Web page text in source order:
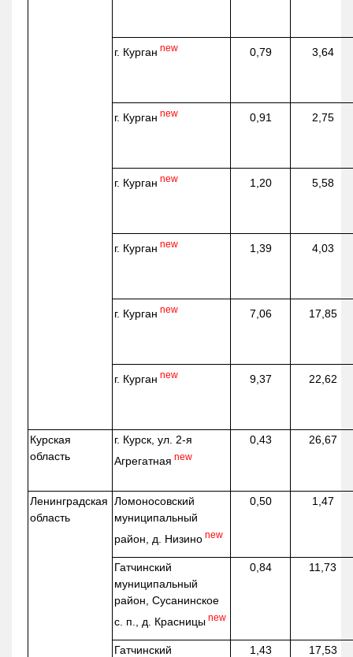
г. Курган new 0,79 3,64
г. Курган new 0,91 2,75
г. Курган new 1,20 5,58
г. Курган new 1,39 4,03
г. Курган new 7,06 17,85
г. Курган new 9,37 22,62
Курская
область
г. Курск, ул. 2-я
Агрегатная new
0,43 26,67
Ленинградская
область
Ломоносовский
муниципальный
район, д. Низино new
0,50 1,47
Гатчинский
муниципальный
район, Сусанинское
с. п., д. Красницы new
0,84 11,73
Гатчинский
1,43 17,53